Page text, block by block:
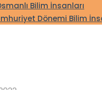
Bilim İnsanları
Dönemi Bilim